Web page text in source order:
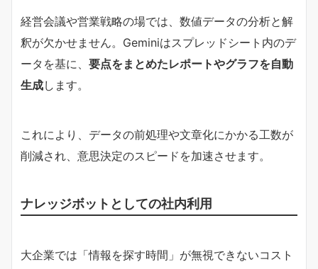
経営会議や営業戦略の場では、数値データの分析と解
釈が欠かせません。Geminiはスプレッドシート内のデ
ータを基に、 要点をまとめたレポートやグラフを自動
生成します。
これにより、データの前処理や文章化にかかる工数が
削減され、意思決定のスピードを加速させます。
ナレッジボットとしての社内利用
大企業では「情報を探す時間」が無視できないコスト